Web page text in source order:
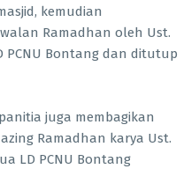
kemudian
Ramadhan oleh Ust.
PCNU Bontang dan ditutup
juga membagikan
Ramadhan karya Ust.
LD PCNU Bontang